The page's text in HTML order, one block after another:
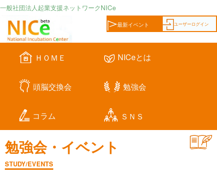
一般社団法人起業支援ネットワークNICe
ユーザーログイン
最新イベント
ＨＯＭＥ NICeとは
頭脳交換会 勉強会
コラム ＳＮＳ
勉強会・イベント
STUDY/EVENTS